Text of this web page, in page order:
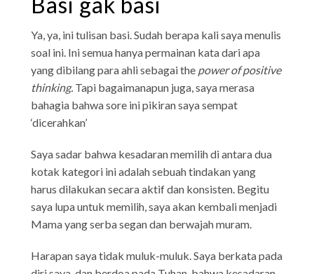
Ya, ya, ini tulisan basi. Sudah berapa kali saya menulis
soal ini. Ini semua hanya permainan kata dari apa
yang dibilang para ahli sebagai the power of positive
thinking. Tapi bagaimanapun juga, saya merasa
bahagia bahwa sore ini pikiran saya sempat
‘dicerahkan’
Saya sadar bahwa kesadaran memilih di antara dua
kotak kategori ini adalah sebuah tindakan yang
harus dilakukan secara aktif dan konsisten. Begitu
saya lupa untuk memilih, saya akan kembali menjadi
Mama yang serba segan dan berwajah muram.
Harapan saya tidak muluk-muluk. Saya berkata pada